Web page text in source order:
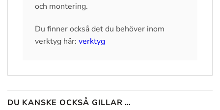
och montering.
Du finner också det du behöver inom
verktyg här: verktyg
DU KANSKE OCKSÅ GILLAR …